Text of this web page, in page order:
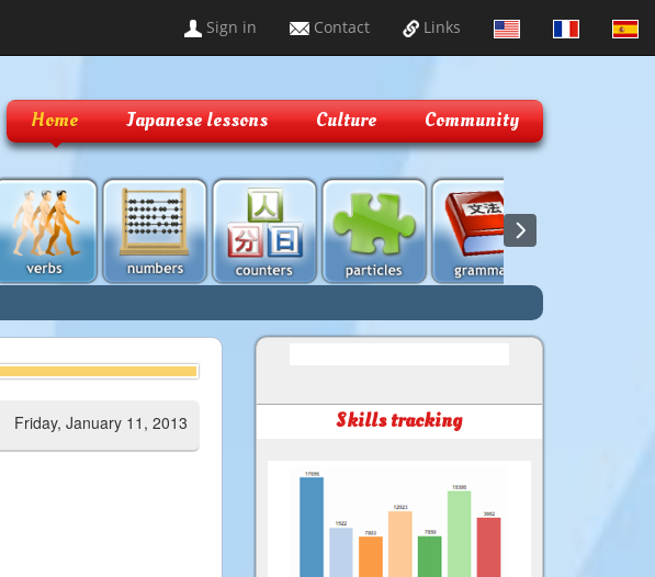
Sign in Contact Links
Home Japanese lessons Culture Community
Friday, January 11, 2013 Skills tracking